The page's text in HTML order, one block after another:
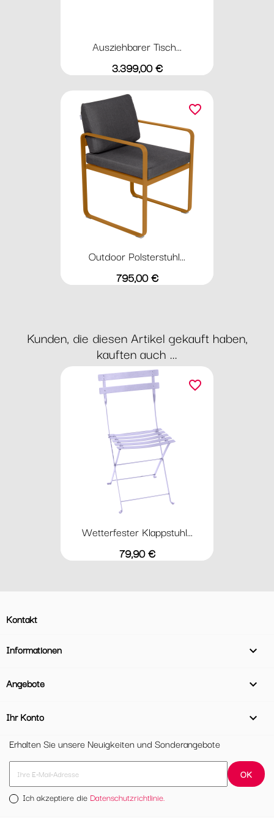
Ausziehbarer Tisch...
Preis
3.399,00 €
Outdoor Polsterstuhl...
Preis
795,00 €
favorite_border
Kunden, die diesen Artikel gekauft haben,
kauften auch ...
Wetterfester Klappstuhl...
Preis
79,90 €
favorite_border
Kontakt
Informationen 
Angebote 
Ihr Konto

Erhalten Sie unsere Neuigkeiten und Sonderangebote
Ich akzeptiere die Datenschutzrichtlinie.